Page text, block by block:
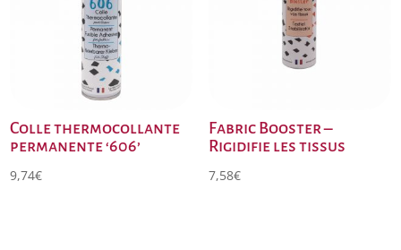
Colle thermocollante
permanente ‘606’
9,74€
Fabric Booster –
Rigidifie les tissus
7,58€